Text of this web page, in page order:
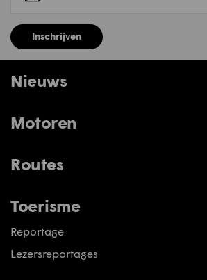
Inschrijven
Nieuws
Motoren
Routes
Toerisme
Reportage
Lezersreportages